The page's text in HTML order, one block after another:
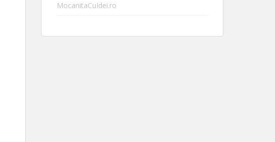
MocanitaCuIdei.ro